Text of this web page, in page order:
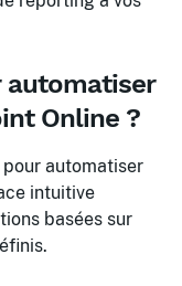
automatiser
Online ?
automatiser
intuitive
basées sur